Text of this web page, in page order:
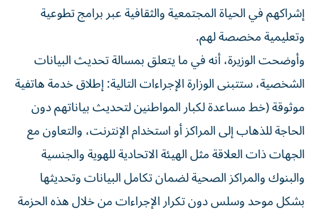
إشراكهم في الحياة المجتمعية والثقافية عبر برامج تطوعية
وتعليمية مخصصة لهم.
وأوضحت الوزيرة، أنه في ما يتعلق بمسالة تحديث البيانات
الشخصية، ستتبنى الوزارة الإجراءات التالية: إطلاق خدمة هاتفية
موثوقة (خط مساعدة لكبار المواطنين لتحديث بياناتهم دون
الحاجة للذهاب إلى المراكز أو استخدام الإنترنت، والتعاون مع
الجهات ذات العلاقة مثل الهيئة الاتحادية للهوية والجنسية
والبنوك والمراكز الصحية لضمان تكامل البيانات وتحديثها
بشكل موحد وسلس دون تكرار الإجراءات من خلال هذه الحزمة